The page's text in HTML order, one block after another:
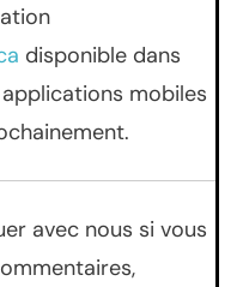
disponible dans
mobiles
avec nous si vous